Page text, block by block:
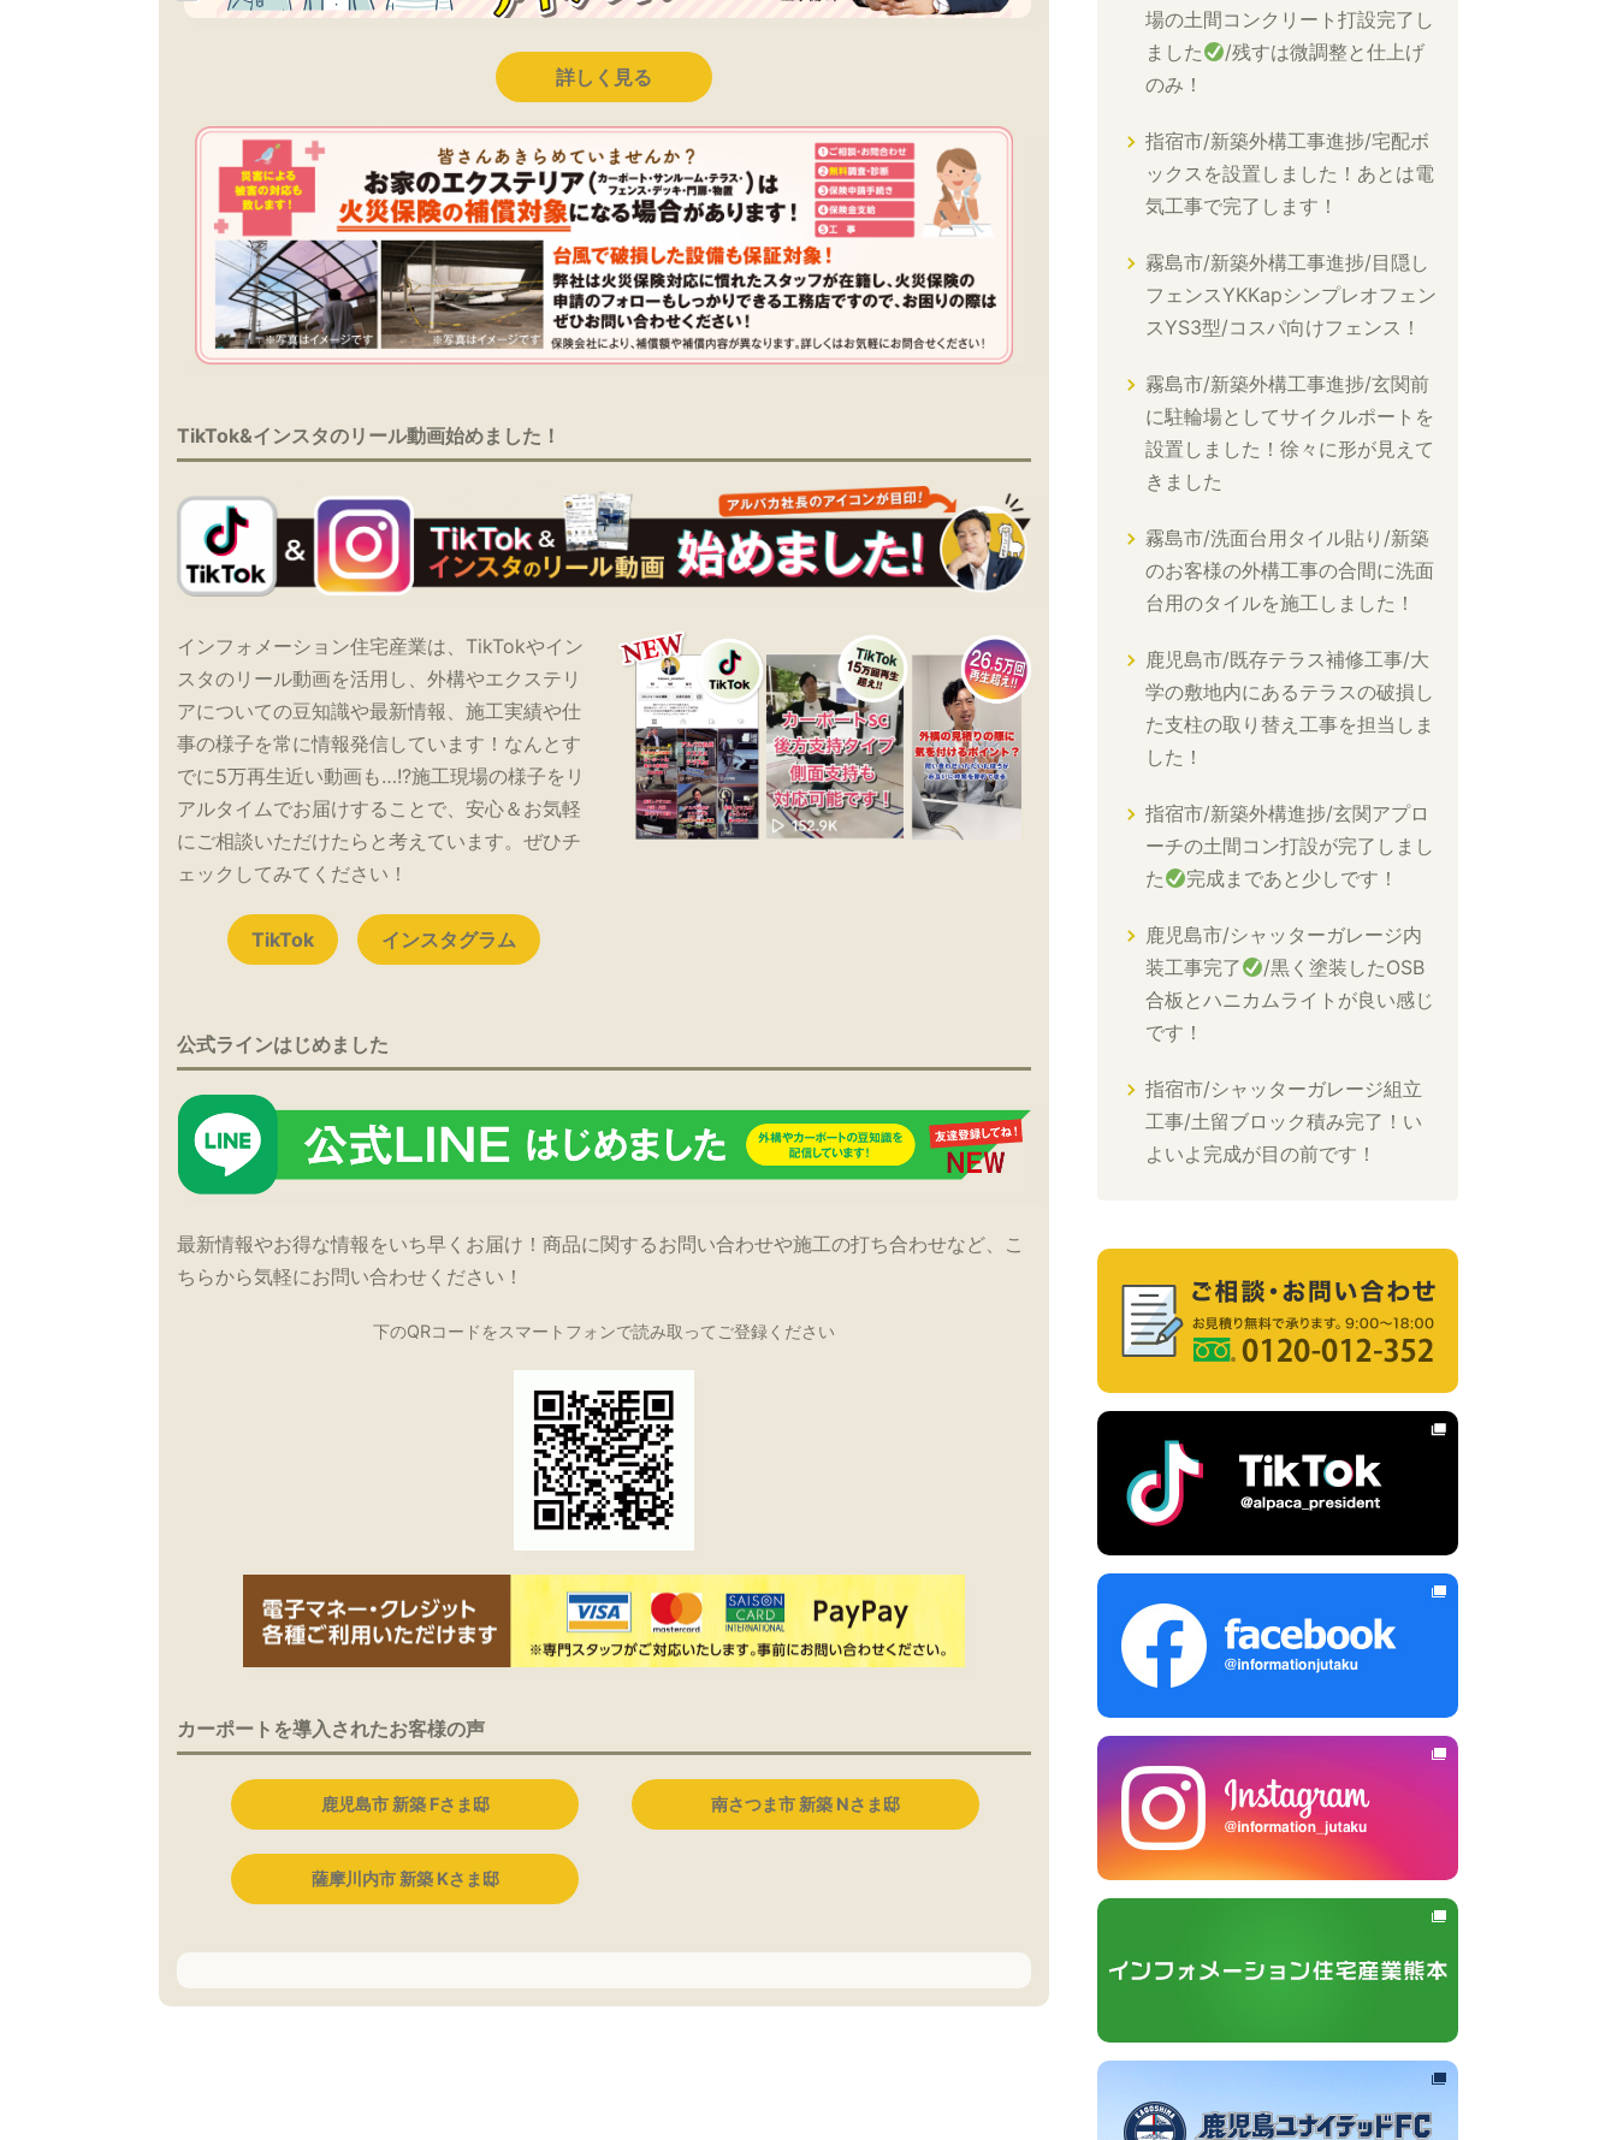
詳しく見る
TikTok&インスタのリール動画始めました！
インフォメーション住宅産業は、TikTokやイン
スタのリール動画を活用し、外構やエクステリ
アについての豆知識や最新情報、施工実績や仕
事の様子を常に情報発信しています！なんとす
でに5万再生近い動画も…!?施工現場の様子をリ
アルタイムでお届けすることで、安心＆お気軽
にご相談いただけたらと考えています。ぜひチ
ェックしてみてください！
TikTok インスタグラム
公式ラインはじめました
最新情報やお得な情報をいち早くお届け！商品に関するお問い合わせや施工の打ち合わせなど、こ
ちらから気軽にお問い合わせください！
下のQRコードをスマートフォンで読み取ってご登録ください
カーポートを導入されたお客様の声
鹿児島市 新築 Fさま邸 南さつま市 新築 Nさま邸
薩摩川内市 新築 Kさま邸
場の土間コンクリート打設完了し
ました
/残すは微調整と仕上げ
のみ！
指宿市/新築外構工事進捗/宅配ボ
ックスを設置しました！あとは電
気工事で完了します！
霧島市/新築外構工事進捗/目隠し
フェンスYKKapシンプレオフェン
スYS3型/コスパ向けフェンス！
霧島市/新築外構工事進捗/玄関前
に駐輪場としてサイクルポートを
設置しました！徐々に形が見えて
きました
霧島市/洗面台用タイル貼り/新築
のお客様の外構工事の合間に洗面
台用のタイルを施工しました！
鹿児島市/既存テラス補修工事/大
学の敷地内にあるテラスの破損し
た支柱の取り替え工事を担当しま
した！
指宿市/新築外構進捗/玄関アプロ
ーチの土間コン打設が完了しまし
た
完成まであと少しです！
鹿児島市/シャッターガレージ内
装工事完了
/黒く塗装したOSB
合板とハニカムライトが良い感じ
です！
指宿市/シャッターガレージ組立
工事/土留ブロック積み完了！い
よいよ完成が目の前です！